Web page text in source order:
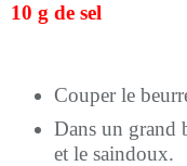
10 g de sel
Couper le
Dans un grand
et le saindoux.